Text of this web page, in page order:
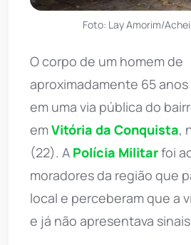
Foto: Lay Amorim/
O corpo de um homem de
aproximadamente 65
em uma via pública do
emVitória da Conquista,
(22). A Polícia Militarfoi
moradores da região que
local e perceberam que a
e já não apresentava